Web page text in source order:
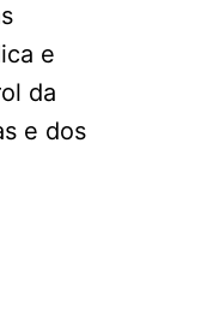
e
da
e dos